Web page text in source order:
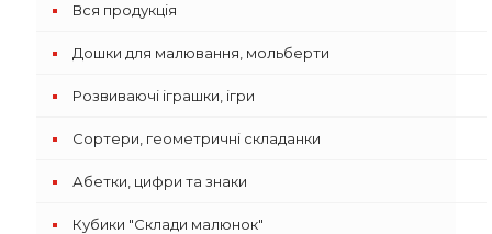
Вся продукція
Дошки для малювання, мольберти
Розвиваючі іграшки, ігри
Сортери, геометричні складанки
Абетки, цифри та знаки
Кубики "Склади малюнок"